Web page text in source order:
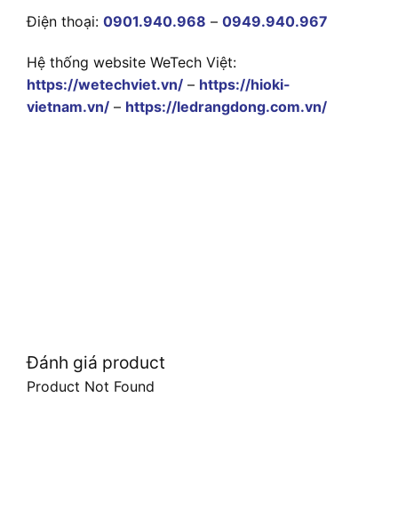
Điện thoại: 0901.940.968 – 0949.940.967
Hệ thống website WeTech Việt:
https://wetechviet.vn/ – https://hioki-
vietnam.vn/ – https://ledrangdong.com.vn/
Đánh giá product
Product Not Found